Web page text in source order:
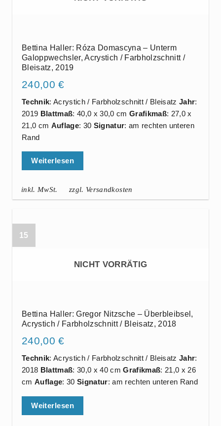
Bettina Haller: Róza Domascyna – Unterm
Galoppwechsler, Acrystich / Farbholzschnitt /
Bleisatz, 2019
240,00€
Technik: Acrystich / Farbholzschnitt / BleisatzJahr:
2019 Blattmaß: 40,0 x 30,0 cmGrafikmaß: 27,0 x
21,0 cm Auflage: 30 Signatur: am rechten unteren
Rand
Weiterlesen
inkl. MwSt. zzgl. Versandkosten
15
NICHT VORRÄTIG
Bettina Haller: Gregor Nitzsche – Überbleibsel,
Acrystich / Farbholzschnitt / Bleisatz, 2018
240,00€
Technik: Acrystich / Farbholzschnitt / BleisatzJahr:
2018 Blattmaß: 30,0 x 40 cmGrafikmaß: 21,0 x 26
cm Auflage: 30 Signatur: am rechten unteren Rand
Weiterlesen